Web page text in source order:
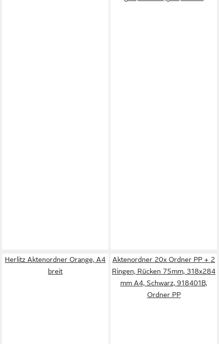
Herlitz Aktenordner Orange, A4
breit
Aktenordner 20x Ordner PP + 2
Ringen, Rücken 75mm, 318x284
mm A4, Schwarz, 918401B,
Ordner PP